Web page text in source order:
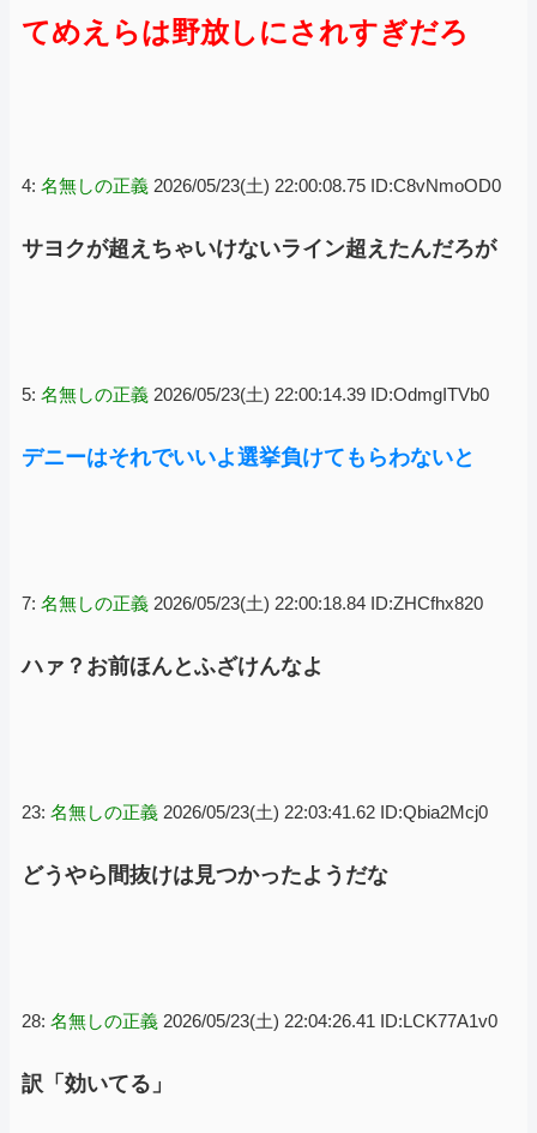
てめえらは野放しにされすぎだろ
4: 名無しの正義 2026/05/23(土) 22:00:08.75 ID:C8vNmoOD0
サヨクが超えちゃいけないライン超えたんだろが
5: 名無しの正義 2026/05/23(土) 22:00:14.39 ID:OdmgITVb0
デニーはそれでいいよ選挙負けてもらわないと
7: 名無しの正義 2026/05/23(土) 22:00:18.84 ID:ZHCfhx820
ハァ？お前ほんとふざけんなよ
23: 名無しの正義 2026/05/23(土) 22:03:41.62 ID:Qbia2Mcj0
どうやら間抜けは見つかったようだな
28: 名無しの正義 2026/05/23(土) 22:04:26.41 ID:LCK77A1v0
訳「効いてる」